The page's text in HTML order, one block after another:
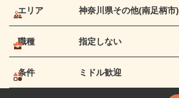
エリア 神奈川県その他(南足柄市)
職種 指定しない
条件 ミドル歓迎